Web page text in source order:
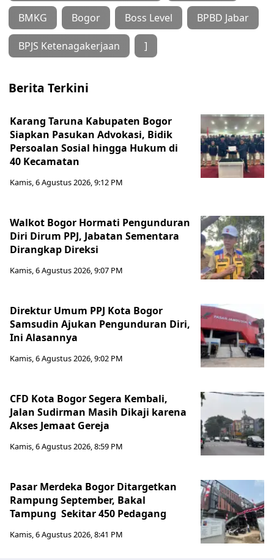
BMKG Bogor Boss Level BPBD Jabar
BPJS Ketenagakerjaan ]
Berita Terkini
Karang Taruna Kabupaten Bogor
Siapkan Pasukan Advokasi, Bidik
Persoalan Sosial hingga Hukum di
40 Kecamatan
Kamis, 6 Agustus 2026, 9:12 PM
Walkot Bogor Hormati Pengunduran
Diri Dirum PPJ, Jabatan Sementara
Dirangkap Direksi
Kamis, 6 Agustus 2026, 9:07 PM
Direktur Umum PPJ Kota Bogor
Samsudin Ajukan Pengunduran Diri,
Ini Alasannya
Kamis, 6 Agustus 2026, 9:02 PM
CFD Kota Bogor Segera Kembali,
Jalan Sudirman Masih Dikaji karena
Akses Jemaat Gereja
Kamis, 6 Agustus 2026, 8:59 PM
Pasar Merdeka Bogor Ditargetkan
Rampung September, Bakal
Tampung Sekitar 450 Pedagang
Kamis, 6 Agustus 2026, 8:41 PM